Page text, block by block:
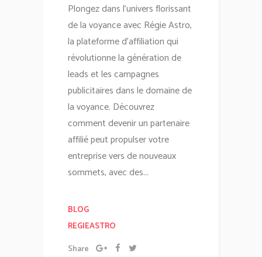
Plongez dans l'univers florissant
de la voyance avec Régie Astro,
la plateforme d'affiliation qui
révolutionne la génération de
leads et les campagnes
publicitaires dans le domaine de
la voyance. Découvrez
comment devenir un partenaire
affilié peut propulser votre
entreprise vers de nouveaux
sommets, avec des...
BLOG
REGIEASTRO
Share